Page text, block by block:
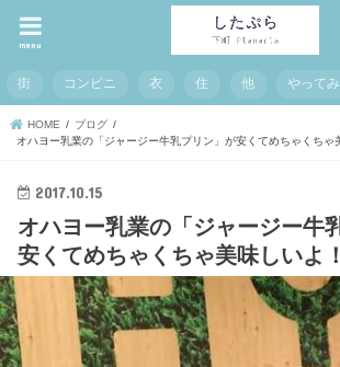
menu
街 コンビニ 衣 住 他 やって
HOME
ブログ
オハヨー乳業の「ジャージー牛乳プリン」が安くてめちゃくちゃ
2017.10.15
オハヨー乳業の「ジャージー牛
安くてめちゃくちゃ美味しいよ！